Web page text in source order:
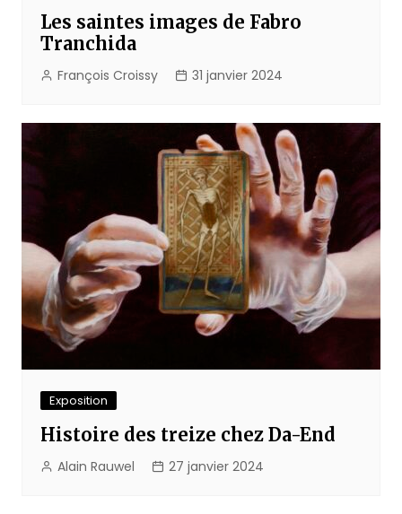
Les saintes images de Fabro
Tranchida
François Croissy 31 janvier 2024
Exposition
Histoire des treize chez Da-End
Alain Rauwel 27 janvier 2024